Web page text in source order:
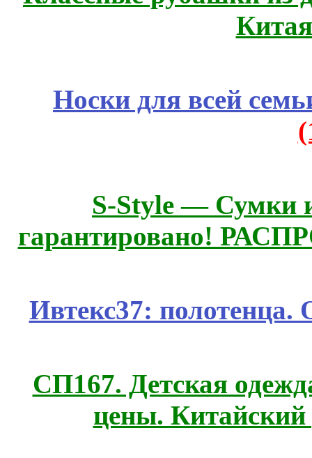
Носки для всей
S-Style — Сумки
гарантировано!
Ивтекс37:
СП167. Детская
цены.